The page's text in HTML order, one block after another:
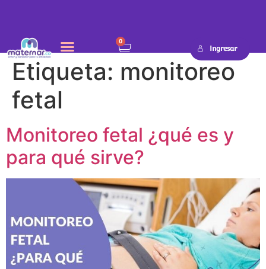
0
Ingresar
Etiqueta: monitoreo
fetal
Monitoreo fetal ¿qué es y
para qué sirve?